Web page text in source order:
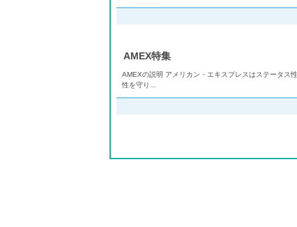
AMEX特集
AMEXの説明 アメリカン・エキスプレスはステータス
性を守り...